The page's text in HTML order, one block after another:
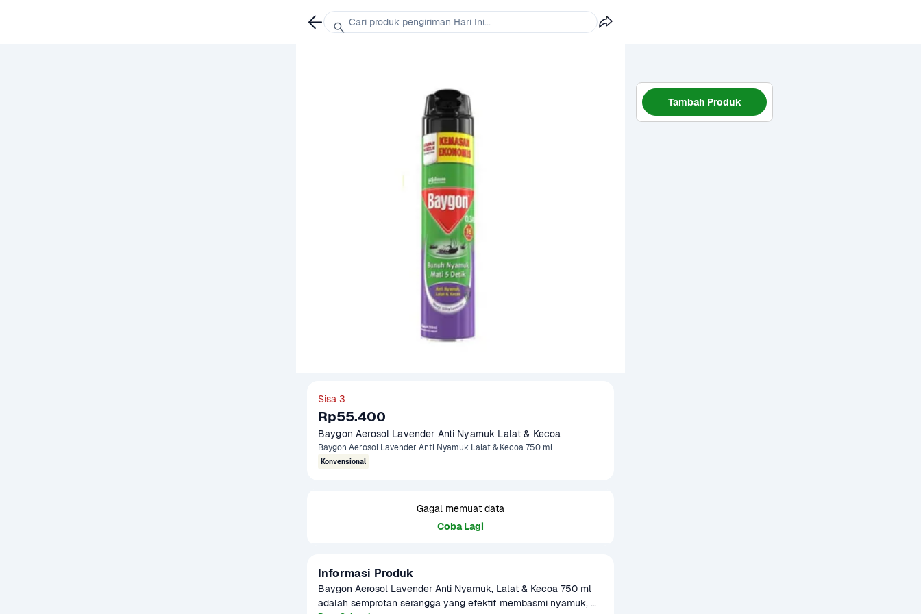
Sisa 3
Rp55.400
Baygon Aerosol Lavender Anti Nyamuk Lalat & Kecoa
Baygon Aerosol Lavender Anti Nyamuk Lalat & Kecoa 750 ml
Konvensional
Gagal memuat data
Coba Lagi
Informasi Produk
Baygon Aerosol Lavender Anti Nyamuk, Lalat & Kecoa 750 ml
adalah semprotan serangga yang efektif membasmi nyamuk,
Tambah Produk
Cari produk pengiriman Hari Ini...